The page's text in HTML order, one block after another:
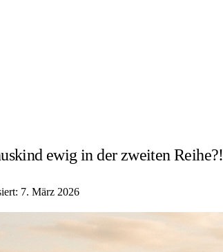
ewig in der zweiten Reihe?!
7. März 2026